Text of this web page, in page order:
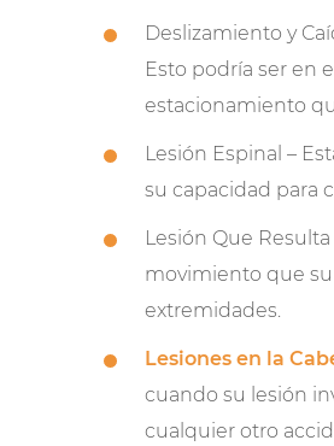
Deslizamiento y
Esto podría ser en
estacionamiento
Lesión Espinal –
su capacidad para
Lesión Que
movimiento que
extremidades.
Lesiones en la
cuando su lesión
cualquier otro